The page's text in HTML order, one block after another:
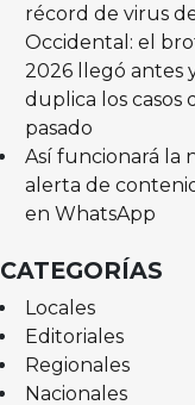
récord de virus
Occidental: el
2026 llegó antes
duplica los casos
pasado
Así funcionará la
alerta de
en WhatsApp
CATEGORÍAS
Locales
Editoriales
Regionales
Nacionales